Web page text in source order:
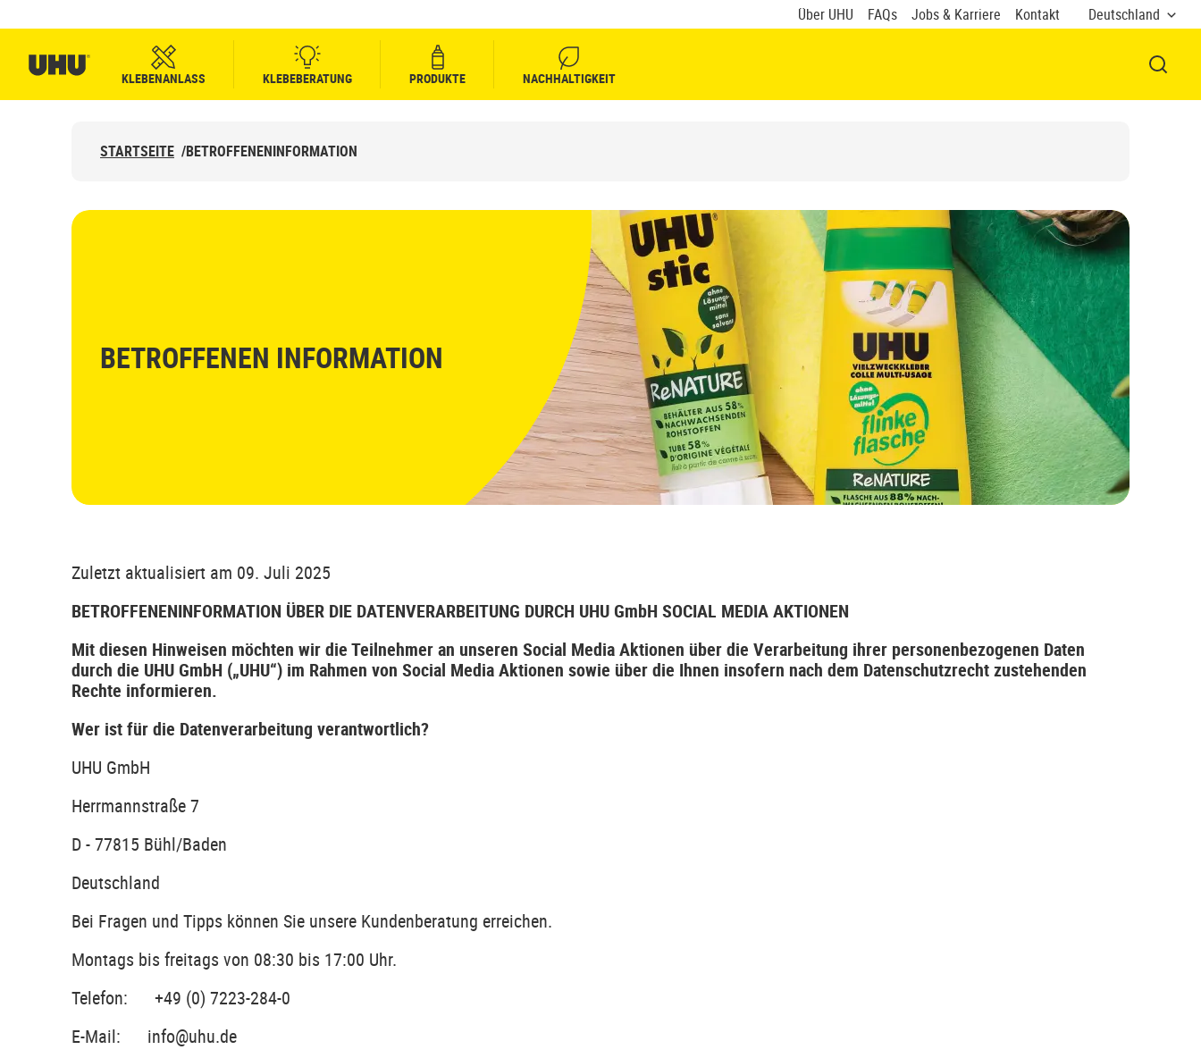
Über UHU FAQs Jobs & Karriere Kontakt Deutschland
KLEBENANLASS KLEBEBERATUNG PRODUKTE NACHHALTIGKEIT
STARTSEITE /BETROFFENENINFORMATION
BETROFFENEN INFORMATION
Zuletzt aktualisiert am 09. Juli 2025
BETROFFENENINFORMATION ÜBER DIE DATENVERARBEITUNG DURCH UHU GmbH SOCIAL MEDIA AKTIONEN
Mit diesen Hinweisen möchten wir die Teilnehmer an unseren Social Media Aktionen über die Verarbeitung ihrer personenbezogenen Daten
durch die UHU GmbH („UHU“) im Rahmen von Social Media Aktionen sowie über die Ihnen insofern nach dem Datenschutzrecht zustehenden
Rechte informieren.
Wer ist für die Datenverarbeitung verantwortlich?
UHU GmbH
Herrmannstraße 7
D - 77815 Bühl/Baden
Deutschland
Bei Fragen und Tipps können Sie unsere Kundenberatung erreichen.
Montags bis freitags von 08:30 bis 17:00 Uhr.
Telefon: +49 (0) 7223-284-0
E-Mail: info@uhu.de